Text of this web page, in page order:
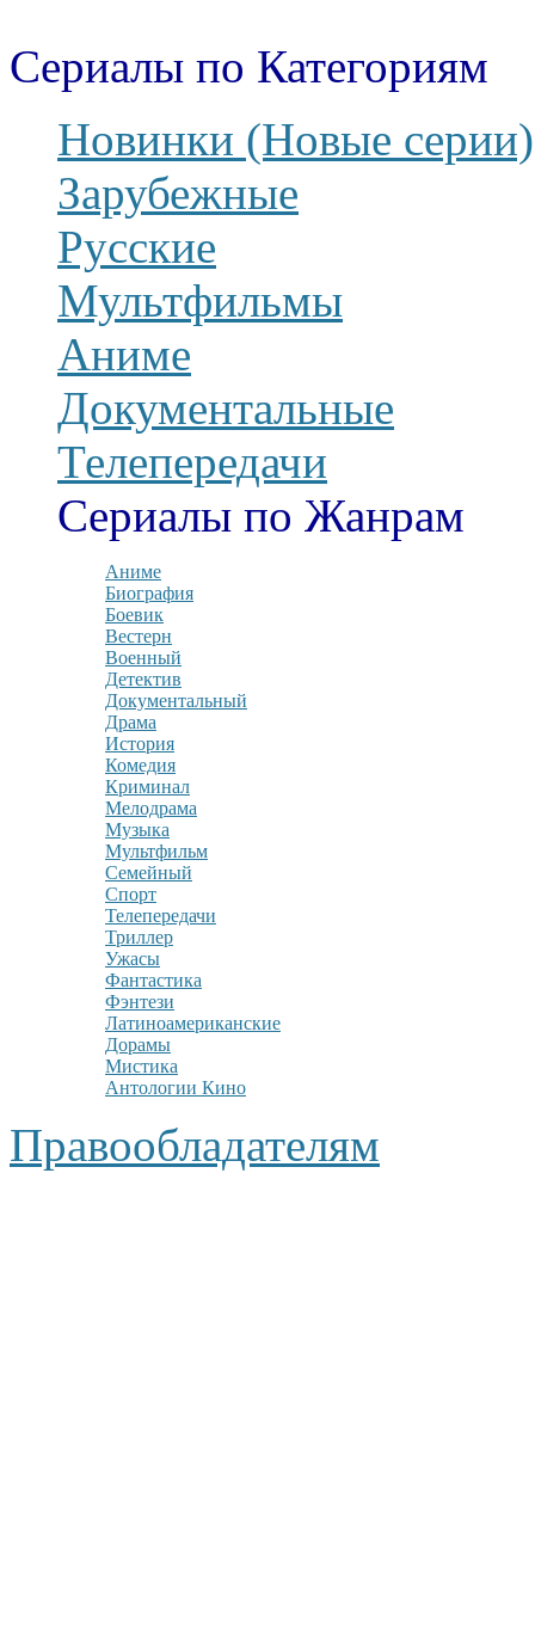
Сериалы по Категориям
Новинки (Новые серии)
Зарубежные
Русские
Мультфильмы
Аниме
Документальные
Телепередачи
Сериалы по Жанрам
Аниме
Биография
Боевик
Вестерн
Военный
Детектив
Документальный
Драма
История
Комедия
Криминал
Мелодрама
Музыка
Мультфильм
Семейный
Спорт
Телепередачи
Триллер
Ужасы
Фантастика
Фэнтези
Латиноамериканские
Дорамы
Мистика
Антологии Кино
Правообладателям